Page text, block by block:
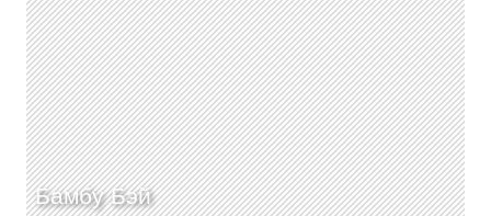
Бамбу Бэй